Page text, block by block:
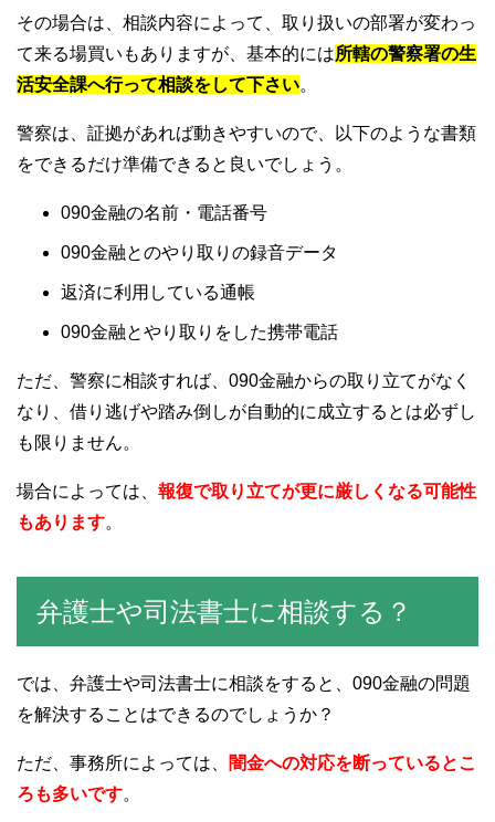
その場合は、相談内容によって、取り扱いの部署が変わっ
て来る場買いもありますが、基本的には所轄の警察署の生
活安全課へ行って相談をして下さい。
警察は、証拠があれば動きやすいので、以下のような書類
をできるだけ準備できると良いでしょう。
090金融の名前・電話番号
090金融とのやり取りの録音データ
返済に利用している通帳
090金融とやり取りをした携帯電話
ただ、警察に相談すれば、090金融からの取り立てがなく
なり、借り逃げや踏み倒しが自動的に成立するとは必ずし
も限りません。
場合によっては、 報復で取り立てが更に厳しくなる可能性
もあります。
弁護士や司法書士に相談する？
では、弁護士や司法書士に相談をすると、090金融の問題
を解決することはできるのでしょうか？
ただ、事務所によっては、
闇金への対応を断っているとこ
ろも多いです。